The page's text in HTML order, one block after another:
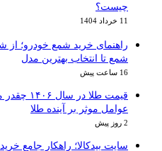
چیست؟
11 خرداد 1404
راهنمای خرید شمع خودرو؛ از
شمع تا انتخاب بهترین مدل
16 ساعت پیش
قیمت طلا در
عوامل موثر بر آینده طلا
2 روز پیش
سایت بیدکالا؛ راهکار جامع